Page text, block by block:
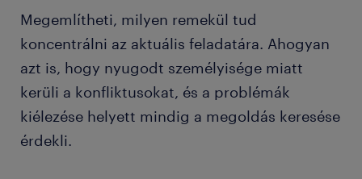
Megemlítheti, milyen remekül tud
koncentrálni az aktuális feladatára. Ahogyan
azt is, hogy nyugodt személyisége miatt
kerüli a konfliktusokat, és a problémák
kiélezése helyett mindig a megoldás keresése
érdekli.